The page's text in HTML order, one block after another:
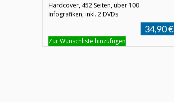
Hardcover, 452 Seiten, über 100
Infografiken, inkl. 2 DVDs
34,90 €
Zur Wunschliste hinzufügen